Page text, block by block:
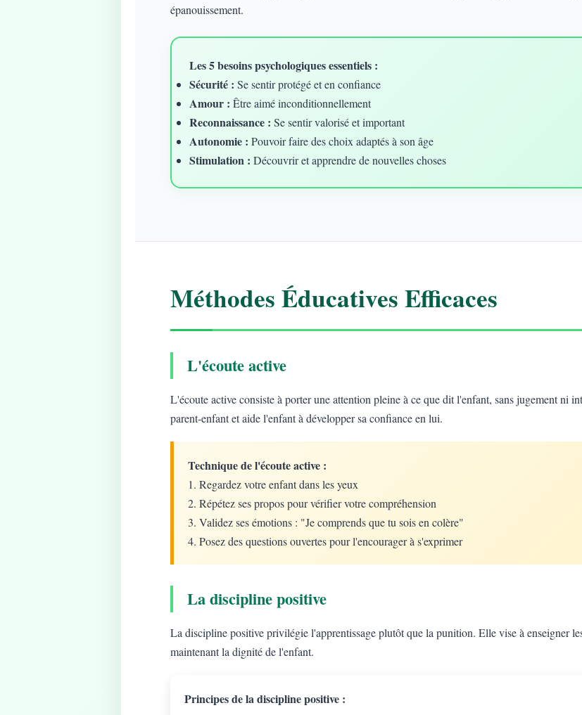
épanouissement.
Les 5 besoins psychologiques essentiels :
Sécurité : Se sentir protégé et en confiance
Amour : Être aimé inconditionnellement
Reconnaissance : Se sentir valorisé et important
Autonomie : Pouvoir faire des choix adaptés à son âge
Stimulation : Découvrir et apprendre de nouvelles choses
Méthodes Éducatives Efficaces
L'écoute active
L'écoute active consiste à porter une attention pleine à ce que dit l'enfant, sans jugement ni
parent-enfant et aide l'enfant à développer sa confiance en lui.
Technique de l'écoute active :
1. Regardez votre enfant dans les yeux
2. Répétez ses propos pour vérifier votre compréhension
3. Validez ses émotions : "Je comprends que tu sois en colère"
4. Posez des questions ouvertes pour l'encourager à s'exprimer
La discipline positive
La discipline positive privilégie l'apprentissage plutôt que la punition. Elle vise à enseigner
maintenant la dignité de l'enfant.
Principes de la discipline positive :